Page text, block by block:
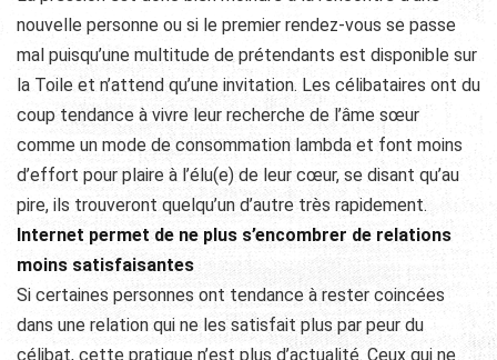
nouvelle personne ou si le premier rendez-vous se passe
mal puisqu’une multitude de prétendants est disponible sur
la Toile et n’attend qu’une invitation. Les célibataires ont du
coup tendance à vivre leur recherche de l’âme sœur
comme un mode de consommation lambda et font moins
d’effort pour plaire à l’élu(e) de leur cœur, se disant qu’au
pire, ils trouveront quelqu’un d’autre très rapidement.
Internet permet de ne plus s’encombrer de relations
moins satisfaisantes
Si certaines personnes ont tendance à rester coincées
dans une relation qui ne les satisfait plus par peur du
célibat, cette pratique n’est plus d’actualité. Ceux qui ne